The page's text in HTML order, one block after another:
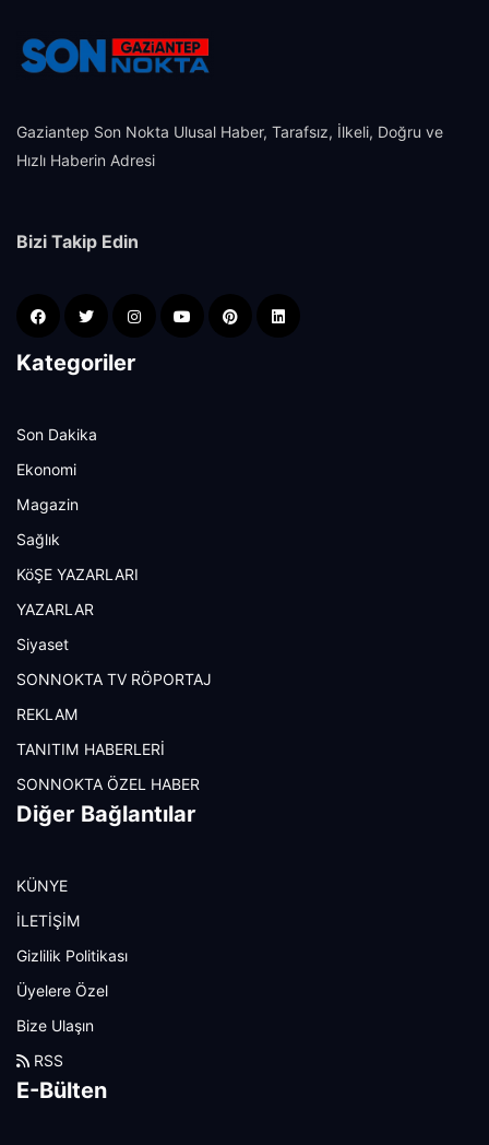
Gaziantep Son Nokta Ulusal Haber, Tarafsız, İlkeli, Doğru ve
Hızlı Haberin Adresi
Bizi Takip Edin
Kategoriler
Son Dakika
Ekonomi
Magazin
Sağlık
KöŞE YAZARLARI
YAZARLAR
Siyaset
SONNOKTA TV RÖPORTAJ
REKLAM
TANITIM HABERLERİ
SONNOKTA ÖZEL HABER
Diğer Bağlantılar
KÜNYE
İLETİŞİM
Gizlilik Politikası
Üyelere Özel
Bize Ulaşın
RSS
E-Bülten